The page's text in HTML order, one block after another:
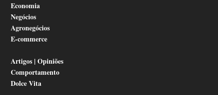
Economia
Negócios
Agronegócios
E-commerce
Artigos | Opiniões
Comportamento
Dolce Vita